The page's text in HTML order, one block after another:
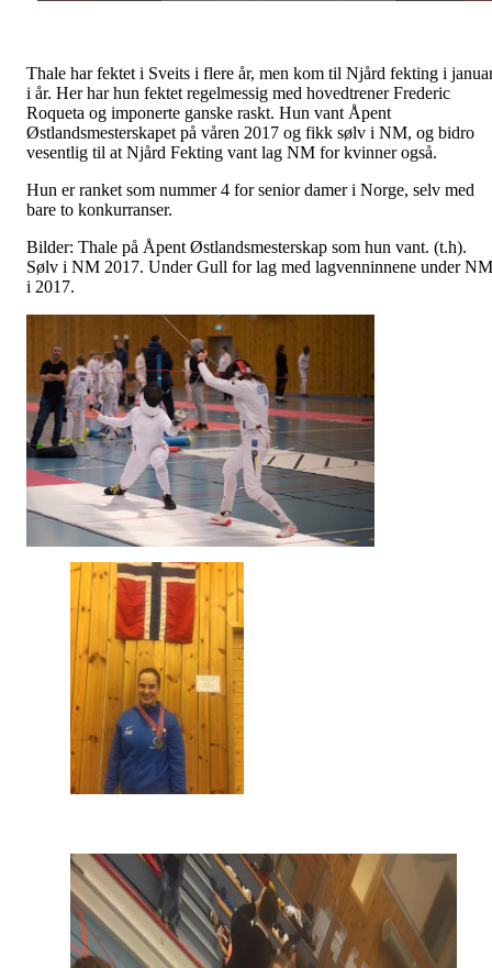
Thale har fektet i Sveits i flere år, men kom til Njård fekting i
i år. Her har hun fektet regelmessig med hovedtrener Frederic
Roqueta og imponerte ganske raskt. Hun vant Åpent
Østlandsmesterskapet på våren 2017 og fikk sølv i NM, og bidro
vesentlig til at Njård Fekting vant lag NM for kvinner også.
Hun er ranket som nummer 4 for senior damer i Norge, selv med
bare to konkurranser.
Bilder: Thale på Åpent Østlandsmesterskap som hun vant. (t.h).
Sølv i NM 2017. Under Gull for lag med lagvenninnene under NM
i 2017.